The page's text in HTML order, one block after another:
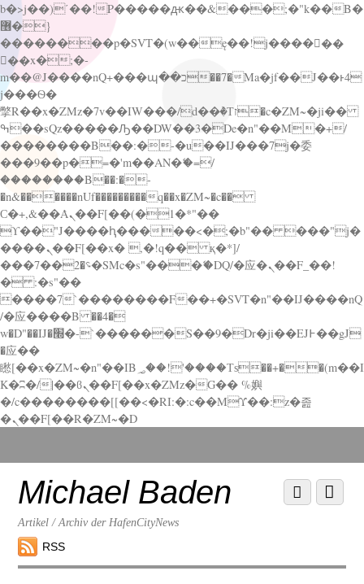
b�>j��)΄��!P�����ԫ��&���;�"k��B�
޶�}
��������p�SVT�(w��ę��!j������
��x�;�-
m��@J����nQ+���պ��כ��7�Ma�jf��J��ͱ4
j���Ѳ�
撆R��x�ZMz�7v��IW���/d��ٞ�Тז�c�ZM~�ji��
ߒ��sQz�����Ԡ��DW��3�De�n"��M�+/
��������B��:�-�u��IJ���7j�委
���9��p�=�'m��AN�ޭ�=/
��������B��:�-
�n&������nUf���������q��x�ZM~�c��
Ϲ�+,&��Ὰܢ��F[��(�1�*"��
ϒ��"J����ԧ�����<�;�b"�� ���"j�
����ܢ��F[��x� ,�!q�� қ�*]/
���؝�2��7�SMc�s"���ޭ�DQ/�应�ܢ��F_��!
� :�s"��
����7`��������F��+�SVT�n"��IJ����nQ
/�应����B ��4�
w�D"��IJ�׭�-`������S��9�Dr�ji��EJ߅��gJ
�应��
矁[��x�ZM~�n"��IB؃��!'����Тѕ��+��(m��I
K�ʭ�/|��ϐܢ��F[��x�ZMz�G�� %嬩
�/c��������[[��<�RI:�:c��MΎ��:z�졾
�ܢ��F[��R�ZM~�D
down
contentMichael Baden
Artikel / Archiv der HafenCityNews
RSS
Menu
Scroll
down